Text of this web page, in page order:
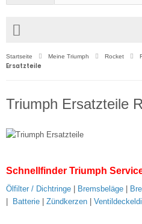
Startseite Meine Triumph Rocket
Ersatzteile
Triumph Ersatzteile
Schnellfinder Triumph
Ölfilter / Dichtringe Bremsbeläge
Batterie Zündkerzen